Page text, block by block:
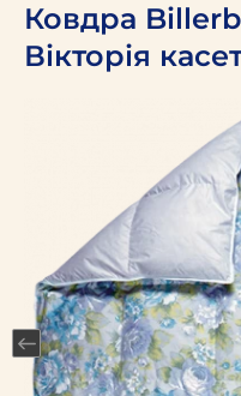
Ковдра
Вікторія